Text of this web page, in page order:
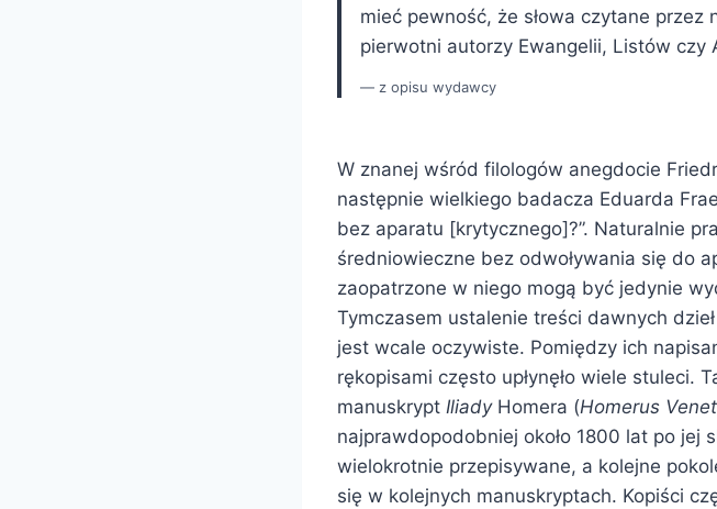
mieć pewność, że słowa czytane
pierwotni autorzy Ewangelii, Listów czy
z opisu wydawcy
W znanej wśród filologów anegdocie
następnie wielkiego badacza Eduarda
bez aparatu [krytycznego]?”. Naturalnie
średniowieczne bez odwoływania się do
zaopatrzone w niego mogą być jedynie
Tymczasem ustalenie treści dawnych
jest wcale oczywiste. Pomiędzy ich
rękopisami często upłynęło wiele stuleci.
manuskrypt IliadyHomera (Homerus
najprawdopodobniej około 1800 lat po jej
wielokrotnie przepisywane, a kolejne
się w kolejnych manuskryptach. Kopiści